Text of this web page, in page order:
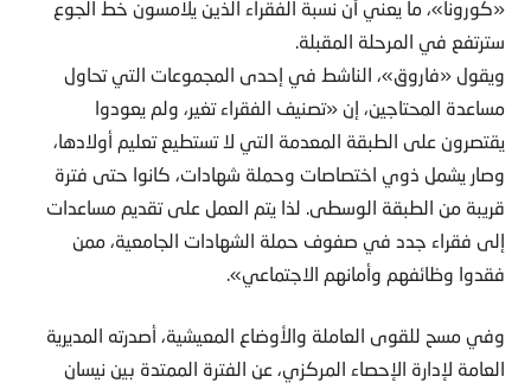
«كورونا»، ما يعني أن نسبة الفقراء الذين يلامسون خط الجوع
سترتفع في المرحلة المقبلة.
ويقول «فاروق»، الناشط في إحدى المجموعات التي تحاول
مساعدة المحتاجين، إن «تصنيف الفقراء تغير، ولم يعودوا
يقتصرون على الطبقة المعدمة التي لا تستطيع تعليم أولادها،
وصار يشمل ذوي اختصاصات وحملة شهادات، كانوا حتى فترة
قريبة من الطبقة الوسطى. لذا يتم العمل على تقديم مساعدات
إلى فقراء جدد في صفوف حملة الشهادات الجامعية، ممن
فقدوا وظائفهم وأمانهم الاجتماعي».
وفي مسح للقوى العاملة والأوضاع المعيشية، أصدرته المديرية
العامة لإدارة الإحصاء المركزي، عن الفترة الممتدة بين نيسان